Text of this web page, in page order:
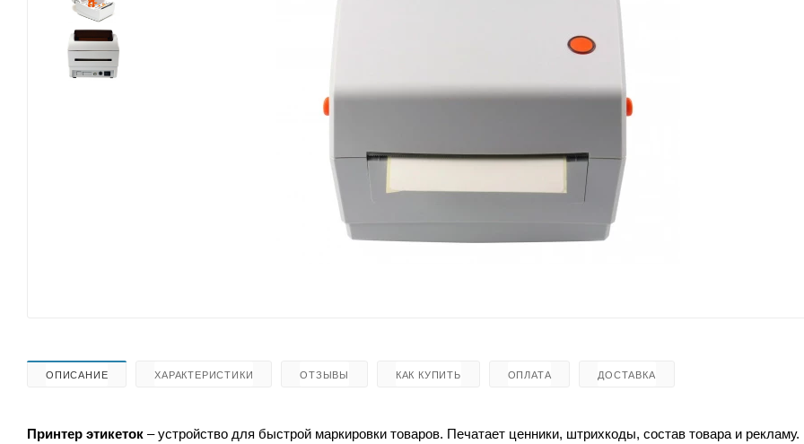
ОПИСАНИЕ ХАРАКТЕРИСТИКИ ОТЗЫВЫ КАК КУПИТЬ ОПЛАТА ДОСТАВКА
Принтер этикеток – устройство для быстрой маркировки товаров. Печатает ценники, штрихкоды, состав товара и рекламу.